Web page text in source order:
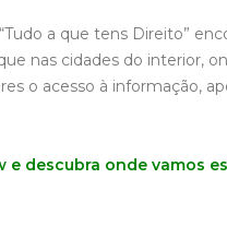
a que tens Direito”
nas cidades do interior,
o acesso à informação,
descubra onde vamos